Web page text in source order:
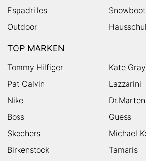
Espadrilles
Outdoor
TOP MARKEN
Tommy Hilfiger
Kate Gray
Pat Calvin
Lazzarini
Nike
Boss
Guess
Skechers
Michael
Birkenstock
Tamaris